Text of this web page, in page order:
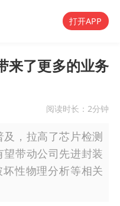
打开APP
来了更多的业务
阅读时长： 2分钟
，拉高了芯片检测
带动公司先进封装
性物理分析等相关